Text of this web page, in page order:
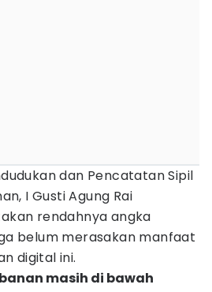
dan Pencatatan Sipil
I Gusti Agung Rai
rendahnya angka
belum merasakan manfaat
digital ini.
masih di bawah